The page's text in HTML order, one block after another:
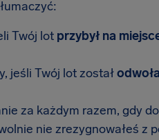
Twój lot przybył na
jeśli Twój lot został
za każdym razem, gdy
nie zrezygnowałeś z